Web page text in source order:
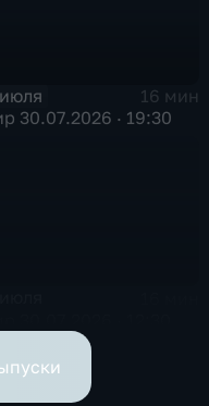
16 мин
30.07.2026 · 19:30